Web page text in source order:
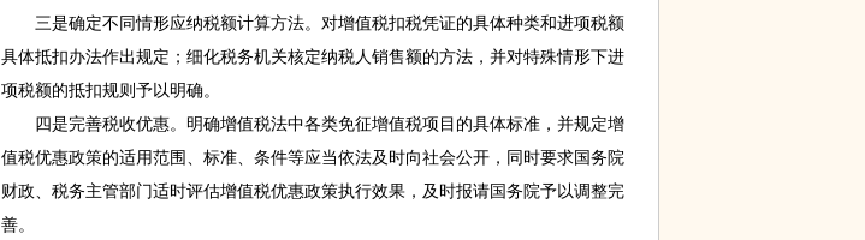
三是确定不同情形应纳税额计算方法。对增值税扣税凭证的具体种类和进项税额
具体抵扣办法作出规定；细化税务机关核定纳税人销售额的方法，并对特殊情形下进
项税额的抵扣规则予以明确。
四是完善税收优惠。明确增值税法中各类免征增值税项目的具体标准，并规定增
值税优惠政策的适用范围、标准、条件等应当依法及时向社会公开，同时要求国务院
财政、税务主管部门适时评估增值税优惠政策执行效果，及时报请国务院予以调整完
善。